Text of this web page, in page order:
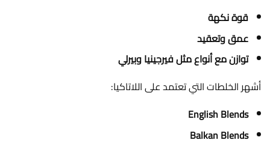
قوة نكهة
عمق وتعقيد
توازن مع أنواع مثل فيرجينيا وبيرلي
أشهر الخلطات التي تعتمد على اللاتاكيا:
English Blends
Balkan Blends